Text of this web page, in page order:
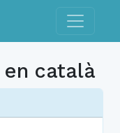
Toggle
català